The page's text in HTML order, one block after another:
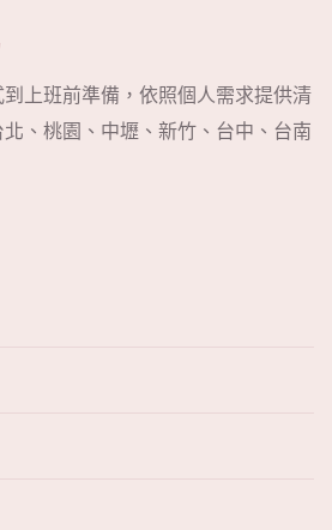
上班前準備，依照個人需求提供清
、桃園、中壢、新竹、台中、台南